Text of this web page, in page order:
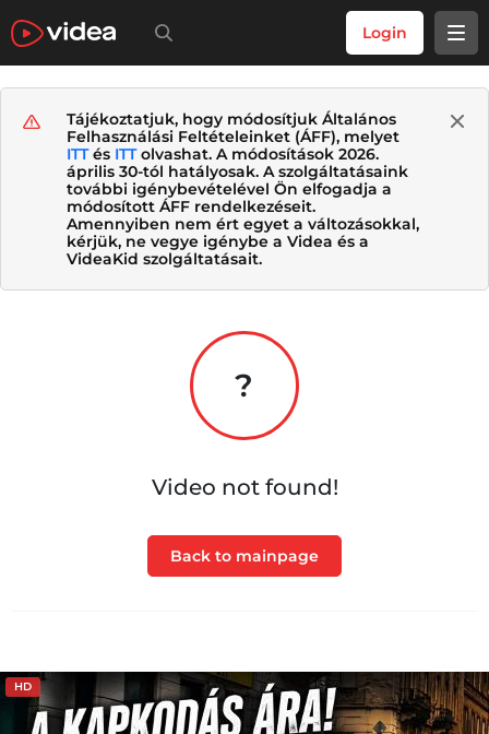
Login
Tájékoztatjuk, hogy módosítjuk Általános
Felhasználási Feltételeinket (ÁFF), melyet
ITTés ITTolvashat. A módosítások 2026.
április 30-tól hatályosak. A szolgáltatásaink
további igénybevételével Ön elfogadja a
módosított ÁFF rendelkezéseit.
Amennyiben nem ért egyet a változásokkal,
kérjük, ne vegye igénybe a Videa és a
VideaKid szolgáltatásait.
?
Video not found!
Back to mainpage
HD